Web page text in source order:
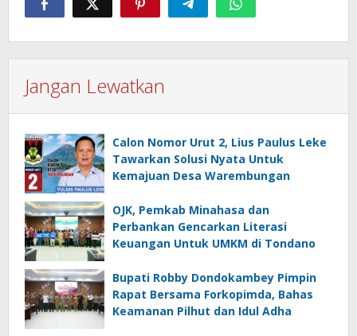
Jangan Lewatkan
Calon Nomor Urut 2, Lius Paulus Leke
Tawarkan Solusi Nyata Untuk
Kemajuan Desa Warembungan
OJK, Pemkab Minahasa dan
Perbankan Gencarkan Literasi
Keuangan Untuk UMKM di Tondano
Bupati Robby Dondokambey Pimpin
Rapat Bersama Forkopimda, Bahas
Keamanan Pilhut dan Idul Adha